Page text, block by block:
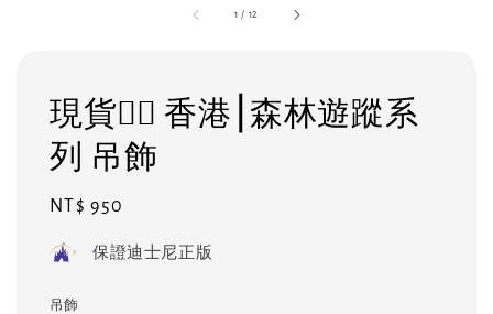
1 / 12
現貨❤️‍🔥 香港⎮森林遊蹤系
列 吊飾
Regular
NT$ 950
保證迪士尼正版
吊飾